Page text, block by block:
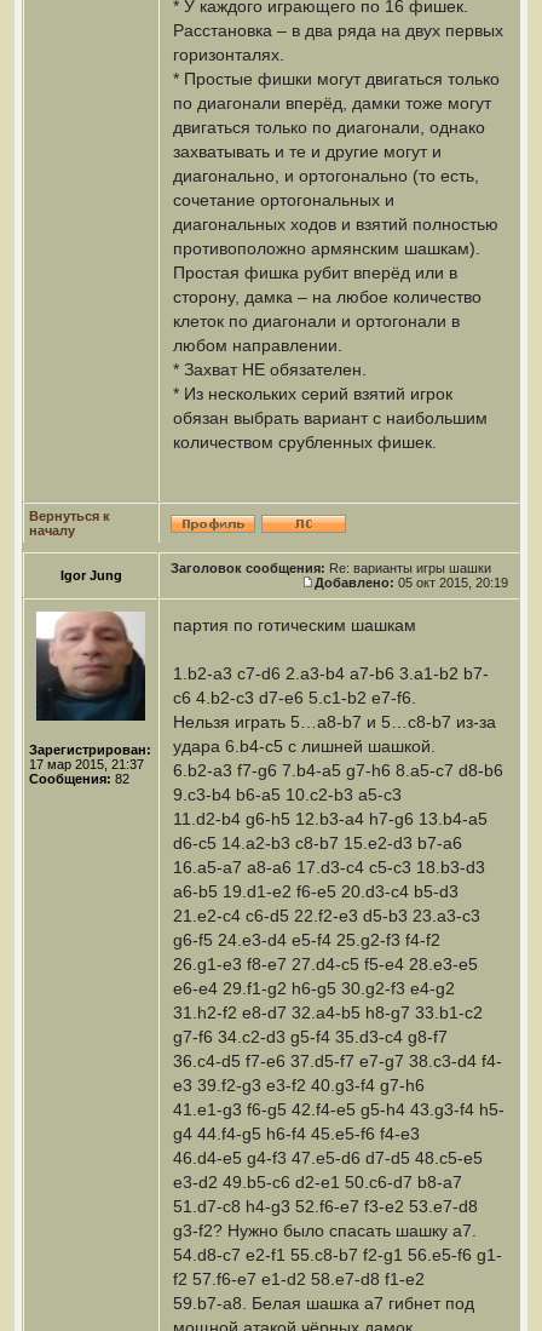
* У каждого играющего по 16 фишек.
Расстановка – в два ряда на двух первых
горизонталях.
* Простые фишки могут двигаться только
по диагонали вперёд, дамки тоже могут
двигаться только по диагонали, однако
захватывать и те и другие могут и
диагонально, и ортогонально (то есть,
сочетание ортогональных и
диагональных ходов и взятий полностью
противоположно армянским шашкам).
Простая фишка рубит вперёд или в
сторону, дамка – на любое количество
клеток по диагонали и ортогонали в
любом направлении.
* Захват НЕ обязателен.
* Из нескольких серий взятий игрок
обязан выбрать вариант с наибольшим
количеством срубленных фишек.
Вернуться к
началу
Igor Jung Заголовок сообщения: Re: варианты игры шашки
Добавлено: 05 окт 2015, 20:19
Зарегистрирован:
17 мар 2015, 21:37
Сообщения: 82
партия по готическим шашкам
1.b2-a3 c7-d6 2.a3-b4 a7-b6 3.a1-b2 b7-
c6 4.b2-c3 d7-e6 5.c1-b2 e7-f6.
Нельзя играть 5…a8-b7 и 5…c8-b7 из-за
удара 6.b4-c5 с лишней шашкой.
6.b2-a3 f7-g6 7.b4-a5 g7-h6 8.a5-c7 d8-b6
9.c3-b4 b6-a5 10.c2-b3 a5-c3
11.d2-b4 g6-h5 12.b3-a4 h7-g6 13.b4-a5
d6-c5 14.a2-b3 c8-b7 15.e2-d3 b7-a6
16.a5-a7 a8-a6 17.d3-c4 c5-c3 18.b3-d3
a6-b5 19.d1-e2 f6-e5 20.d3-c4 b5-d3
21.e2-c4 c6-d5 22.f2-e3 d5-b3 23.a3-c3
g6-f5 24.e3-d4 e5-f4 25.g2-f3 f4-f2
26.g1-e3 f8-e7 27.d4-c5 f5-e4 28.e3-e5
e6-e4 29.f1-g2 h6-g5 30.g2-f3 e4-g2
31.h2-f2 e8-d7 32.a4-b5 h8-g7 33.b1-c2
g7-f6 34.c2-d3 g5-f4 35.d3-c4 g8-f7
36.c4-d5 f7-e6 37.d5-f7 e7-g7 38.c3-d4 f4-
e3 39.f2-g3 e3-f2 40.g3-f4 g7-h6
41.e1-g3 f6-g5 42.f4-e5 g5-h4 43.g3-f4 h5-
g4 44.f4-g5 h6-f4 45.e5-f6 f4-e3
46.d4-e5 g4-f3 47.e5-d6 d7-d5 48.c5-e5
e3-d2 49.b5-c6 d2-e1 50.c6-d7 b8-a7
51.d7-c8 h4-g3 52.f6-e7 f3-e2 53.e7-d8
g3-f2? Нужно было спасать шашку а7.
54.d8-c7 e2-f1 55.c8-b7 f2-g1 56.e5-f6 g1-
f2 57.f6-e7 e1-d2 58.e7-d8 f1-e2
59.b7-a8. Белая шашка а7 гибнет под